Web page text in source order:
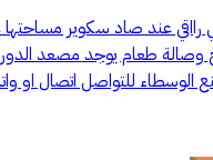
الوسطاء للتواصل اتصال او